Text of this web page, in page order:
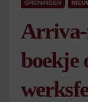
GRONINGEN
Arriva-
boekje